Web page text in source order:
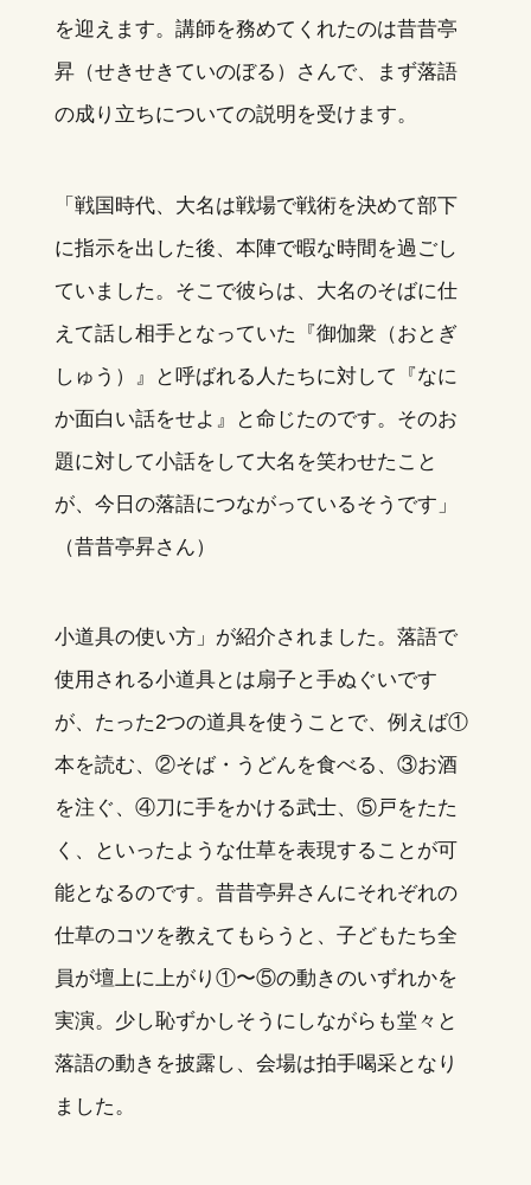
を迎えます。講師を務めてくれたのは昔昔亭
昇（せきせきていのぼる）さんで、まず落語
の成り立ちについての説明を受けます。
「戦国時代、大名は戦場で戦術を決めて部下
に指示を出した後、本陣で暇な時間を過ごし
ていました。そこで彼らは、大名のそばに仕
えて話し相手となっていた『御伽衆（おとぎ
しゅう）』と呼ばれる人たちに対して『なに
か面白い話をせよ』と命じたのです。そのお
題に対して小話をして大名を笑わせたこと
が、今日の落語につながっているそうです」
（昔昔亭昇さん）
小道具の使い方」が紹介されました。落語で
使用される小道具とは扇子と手ぬぐいです
が、たった2つの道具を使うことで、例えば①
本を読む、②そば・うどんを食べる、③お酒
を注ぐ、④刀に手をかける武士、⑤戸をたた
く、といったような仕草を表現することが可
能となるのです。昔昔亭昇さんにそれぞれの
仕草のコツを教えてもらうと、子どもたち全
員が壇上に上がり①〜⑤の動きのいずれかを
実演。少し恥ずかしそうにしながらも堂々と
落語の動きを披露し、会場は拍手喝采となり
ました。